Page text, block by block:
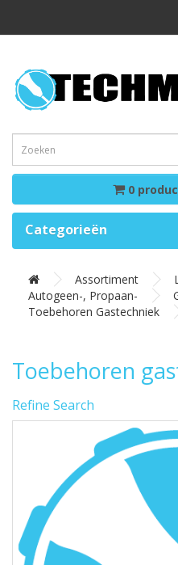
0
Categorieën
Assortiment
Autogeen-, Propaan-
Toebehoren Gastechniek
Toebehoren
Refine Search